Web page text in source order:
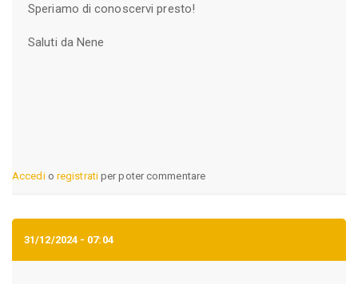
Speriamo di conoscervi presto!
Saluti da Nene
Accedio registratiper poter commentare
31/12/2024 - 07:04